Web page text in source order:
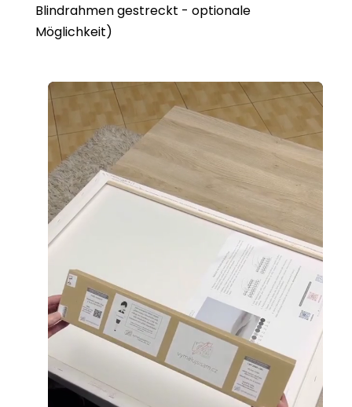
Blindrahmen gestreckt - optionale
Möglichkeit)